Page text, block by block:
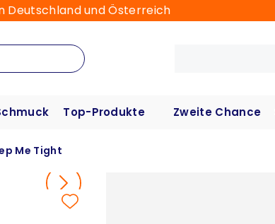
Deutschland und Österreich
Top-Produkte Zweite Chance
Me Tight